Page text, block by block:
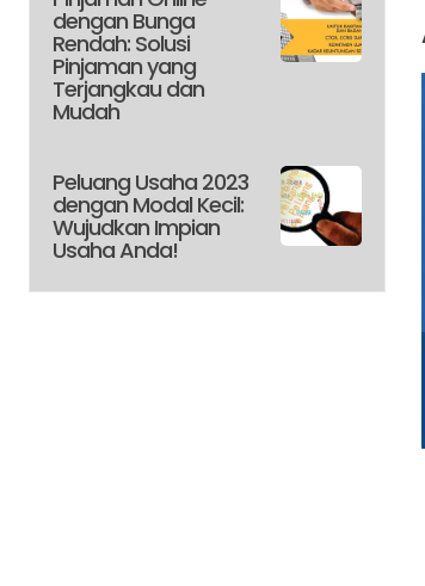
dengan Bunga
Rendah: Solusi
Pinjaman yang
Terjangkau dan
Mudah
Peluang Usaha 2023
dengan Modal Kecil:
Wujudkan Impian
Usaha Anda!